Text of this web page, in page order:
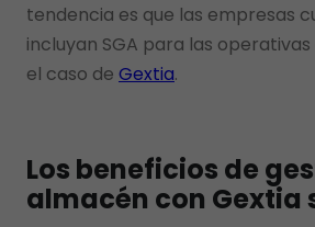
tendencia es que las empresas
incluyan SGA para las
el caso de Gextia.
Los beneficios de
almacén con Gextia